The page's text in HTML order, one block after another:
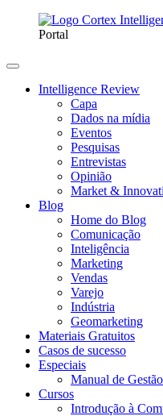
Portal
Intelligence Review
Capa
Dados na mídia
Eventos
Pesquisas
Entrevistas
Opinião
Market &
Blog
Home do Blog
Comunicação
Inteligência
Marketing
Vendas
Varejo
Indústria
Geomarketing
Materiais Gratuitos
Casos de sucesso
Especiais
Manual de
Cursos
Introdução à